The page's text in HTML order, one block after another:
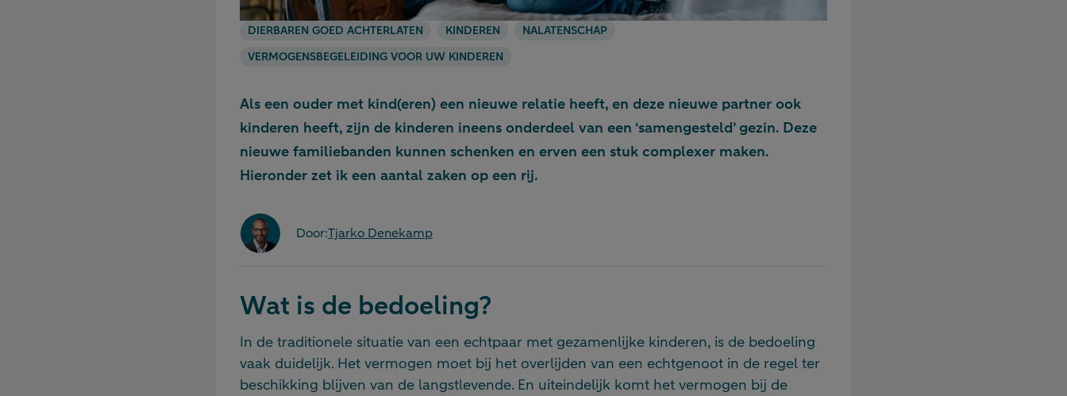
DIERBAREN GOED ACHTERLATEN KINDEREN
NALATENSCHAP
VERMOGENSBEGELEIDING VOOR UW KINDEREN
Als een ouder met kind(eren) een nieuwe relatie heeft, en deze nieuwe partner ook
kinderen heeft, zijn de kinderen ineens onderdeel van een ‘samengesteld’ gezin. Deze
nieuwe familiebanden kunnen schenken en erven een stuk complexer maken.
Hieronder zet ik een aantal zaken op een rij.
Door:Tjarko Denekamp
Wat is de bedoeling?
In de traditionele situatie van een echtpaar met gezamenlijke kinderen, is de bedoeling
vaak duidelijk. Het vermogen moet bij het overlijden van een echtgenoot in de regel ter
beschikking blijven van de langstlevende. En uiteindelijk komt het vermogen bij de